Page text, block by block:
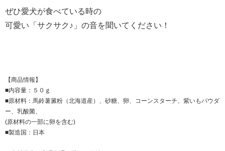
ぜひ愛犬が食べている時の
可愛い「サクサク♪」の音を聞いてください！
【商品情報】
■内容量：５０ｇ
■原材料：馬鈴薯澱粉（北海道産）、砂糖、卵、コーンスターチ、紫いもパウダ
ー、乳酸菌、
(原材料の一部に卵を含む)
■製造国：日本